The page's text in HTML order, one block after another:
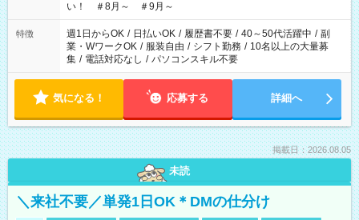
い！ ＃8月～ ＃9月～
特徴 週1日からOK / 日払いOK / 履歴書不要 / 40～50代活躍中 / 副
業・WワークOK / 服装自由 / シフト勤務 / 10名以上の大量募
集 / 電話対応なし / パソコンスキル不要
気になる！ 応募する 詳細へ
掲載日：2026.08.05
未読
＼来社不要／単発1日OK＊DMの仕分け